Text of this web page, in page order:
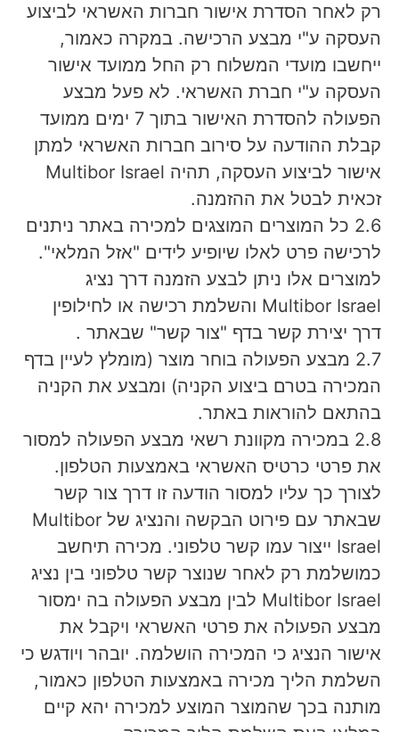
רק לאחר הסדרת אישור חברות האשראי לביצוע
העסקה ע"י מבצע הרכישה. במקרה כאמור,
ייחשבו מועדי המשלוח רק החל ממועד אישור
העסקה ע"י חברת האשראי. לא פעל מבצע
הפעולה להסדרת האישור בתוך 7 ימים ממועד
קבלת ההודעה על סירוב חברות האשראי למתן
אישור לביצוע העסקה, תהיה Multibor Israel
זכאית לבטל את ההזמנה.
2.6 כל המוצרים המוצגים למכירה באתר ניתנים
לרכישה פרט לאלו שיופיע לידים "אזל המלאי".
למוצרים אלו ניתן לבצע הזמנה דרך נציג
Multibor Israel והשלמת רכישה או לחילופין
דרך יצירת קשר בדף "צור קשר" שבאתר .
2.7 מבצע הפעולה בוחר מוצר (מומלץ לעיין בדף
המכירה בטרם ביצוע הקניה) ומבצע את הקניה
בהתאם להוראות באתר.
2.8 במכירה מקוונת רשאי מבצע הפעולה למסור
את פרטי כרטיס האשראי באמצעות הטלפון.
לצורך כך עליו למסור הודעה זו דרך צור קשר
שבאתר עם פירוט הבקשה והנציג של Multibor
Israel ייצור עמו קשר טלפוני. מכירה תיחשב
כמושלמת רק לאחר שנוצר קשר טלפוני בין נציג
Multibor Israel לבין מבצע הפעולה בה ימסור
מבצע הפעולה את פרטי האשראי ויקבל את
אישור הנציג כי המכירה הושלמה. יובהר ויודגש כי
השלמת הליך מכירה באמצעות הטלפון כאמור,
מותנה בכך שהמוצר המוצע למכירה יהא קיים